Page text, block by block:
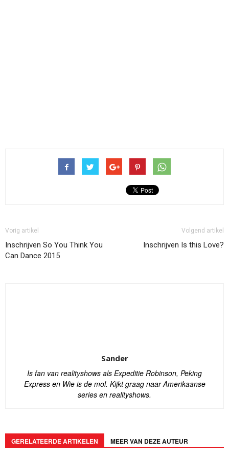
Vorig artikel
Inschrijven So You Think You
Can Dance 2015
Volgend artikel
Inschrijven Is this Love?
Sander
Is fan van realityshows als Expeditie Robinson, Peking
Express en Wie is de mol. Kijkt graag naar Amerikaanse
series en realityshows.
GERELATEERDE ARTIKELEN MEER VAN DEZE AUTEUR